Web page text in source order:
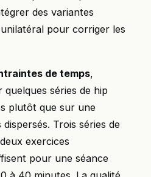
des variantes
pour corriger les
de temps,
séries de hip
plutôt que sur une
dispersés. Trois séries de
exercices
pour une séance